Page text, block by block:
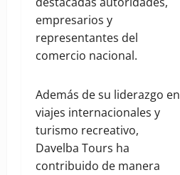
empresarios y
representantes del
comercio nacional.
Además de su liderazgo en
viajes internacionales y
turismo recreativo,
Davelba Tours ha
contribuido de manera